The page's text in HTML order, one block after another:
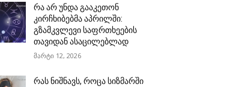
რა არ უნდა გააკეთონ
კირჩხიბებმა აპრილში:
გზამკვლევი საფრთხეების
თავიდან ასაცილებლად
მარტი 12, 2026
რას ნიშნავს, როცა სიზმარში